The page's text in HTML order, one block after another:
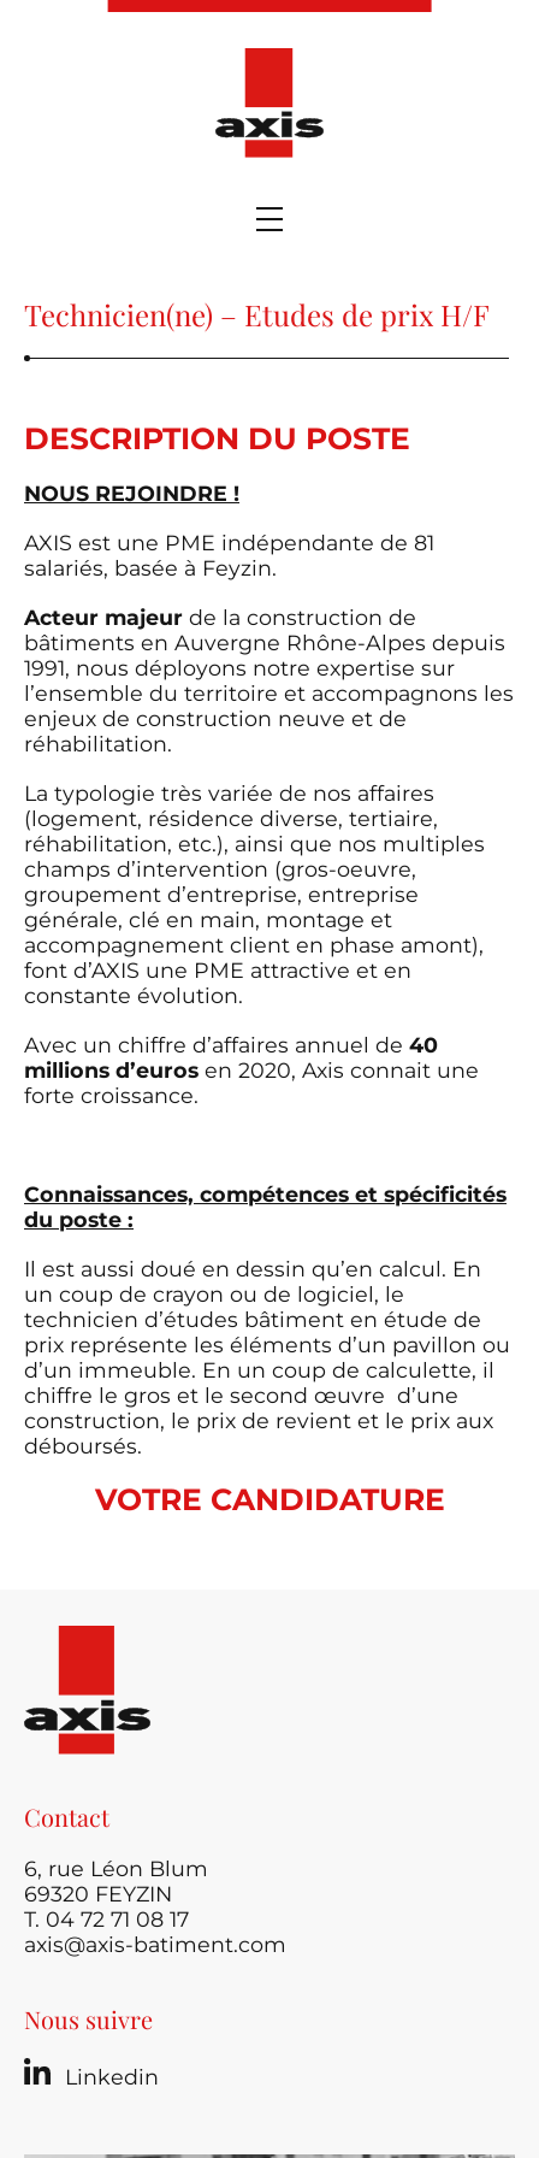
Technicien(ne) – Etudes de prix H/F
DESCRIPTION DU POSTE
NOUS REJOINDRE !
AXIS est une PME indépendante de 81
salariés, basée à Feyzin.
Acteur majeur de la construction de
bâtiments en Auvergne Rhône-Alpes depuis
1991, nous déployons notre expertise sur
l’ensemble du territoire et accompagnons les
enjeux de construction neuve et de
réhabilitation.
La typologie très variée de nos affaires
(logement, résidence diverse, tertiaire,
réhabilitation, etc.), ainsi que nos multiples
champs d’intervention (gros-oeuvre,
groupement d’entreprise, entreprise
générale, clé en main, montage et
accompagnement client en phase amont),
font d’AXIS une PME attractive et en
constante évolution.
Avec un chiffre d’affaires annuel de 40
millions d’euros en 2020, Axis connait une
forte croissance.
Connaissances, compétences et spécificités
du poste :
Il est aussi doué en dessin qu’en calcul. En
un coup de crayon ou de logiciel, le
technicien d’études bâtiment en étude de
prix représente les éléments d’un pavillon ou
d’un immeuble. En un coup de calculette, il
chiffre le gros et le second œuvre d’une
construction, le prix de revient et le prix aux
déboursés.
VOTRE CANDIDATURE
Contact
6, rue Léon Blum
69320 FEYZIN
T. 04 72 71 08 17
axis@axis-batiment.com
Nous suivre
Linkedin